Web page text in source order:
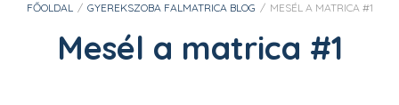
FŐOLDAL / GYEREKSZOBA FALMATRICA BLOG / MESÉL A MATRICA #1
Mesél a matrica #1